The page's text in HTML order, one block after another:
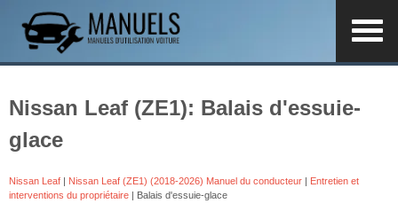
Nissan Leaf (ZE1): Balais d'essuie-
glace
Nissan Leaf | Nissan Leaf (ZE1) (2018-2026) Manuel du conducteur | Entretien et
interventions du propriétaire | Balais d'essuie-glace